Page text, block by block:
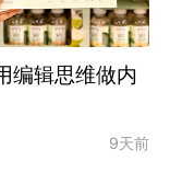
编辑思维做内
9天前